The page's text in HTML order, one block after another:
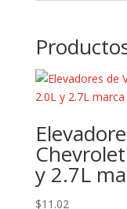
y 2.7L
$11.02